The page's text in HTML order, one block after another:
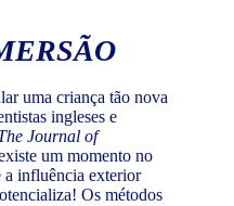
uma criança tão nova
ingleses e
Journal of
um momento no
a influência exterior
Os métodos